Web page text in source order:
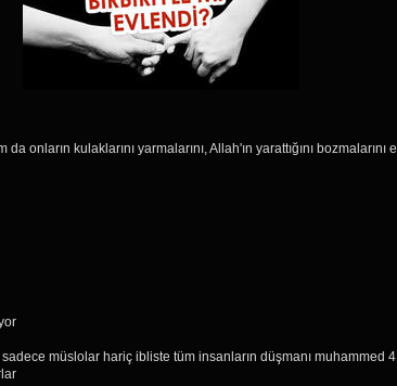
kulaklarını yarmalarını, Allah'ın yarattığını
müslolar hariç ibliste tüm insanların düşmanı